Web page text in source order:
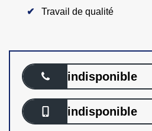
Travail de qualité
indisponible
indisponible